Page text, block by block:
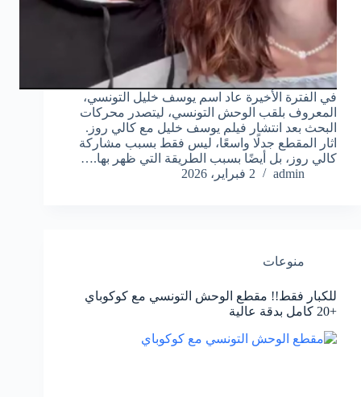
في الفترة الأخيرة عاد اسم يوسف خليل التونسي،
المعروف بلقب الوحش التونسي، ليتصدر محركات
البحث بعد انتشار فيلم يوسف خليل مع كالي روز.
اثار المقطع جدلًا واسعًا، ليس فقط بسبب مشاركة
كالي روز، بل أيضًا بسبب الطريقة التي ظهر بها.…
admin
2 فبراير، 2026
منوعات
للكبار فقط!! مقطع الوحش التونسي مع كوكوباي
+20 كامل بدقة عالية